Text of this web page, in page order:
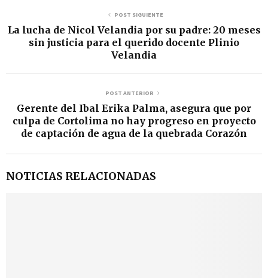
POST SIGUIENTE
La lucha de Nicol Velandia por su padre: 20 meses
sin justicia para el querido docente Plinio
Velandia
POST ANTERIOR
Gerente del Ibal Erika Palma, asegura que por
culpa de Cortolima no hay progreso en proyecto
de captación de agua de la quebrada Corazón
NOTICIAS RELACIONADAS